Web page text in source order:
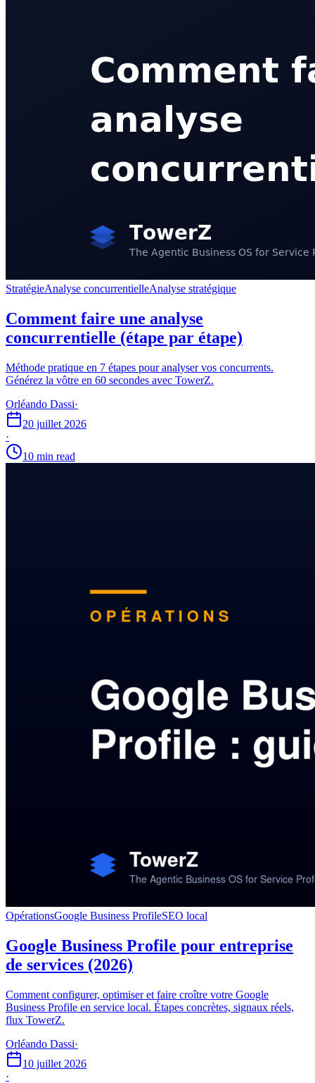
StratégieAnalyse concurrentielleAnalyse stratégique
Comment faire une analyse
concurrentielle (étape par étape)
Méthode pratique en 7 étapes pour analyser vos concurrents.
Générez la vôtre en 60 secondes avec TowerZ.
Orléando Dassi·
20 juillet 2026
·
10 min read
OpérationsGoogle Business ProfileSEO local
Google Business Profile pour entreprise
de services (2026)
Comment configurer, optimiser et faire croître votre Google
Business Profile en service local. Étapes concrètes, signaux réels,
flux TowerZ.
Orléando Dassi·
10 juillet 2026
·